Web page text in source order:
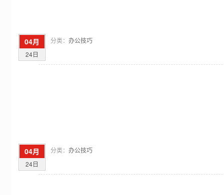
04月
24日
分类： 办公技巧
04月
24日
分类： 办公技巧